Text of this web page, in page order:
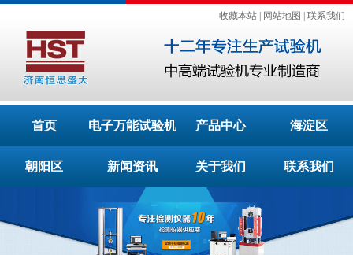
收藏本站 网站地图 联系我们
首页 电子万能试验机 产品中心 海淀区
朝阳区 新闻资讯 关于我们 联系我们